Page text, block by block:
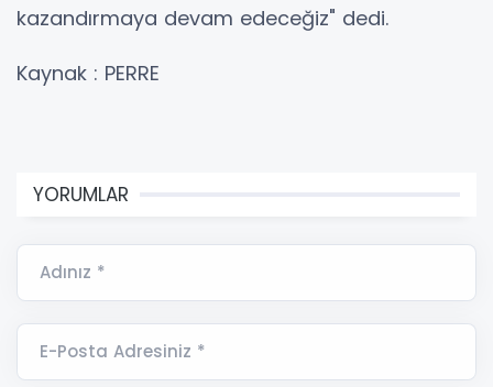
kazandırmaya devam edeceğiz" dedi.
Kaynak : PERRE
YORUMLAR
Adınız *
E-Posta Adresiniz *